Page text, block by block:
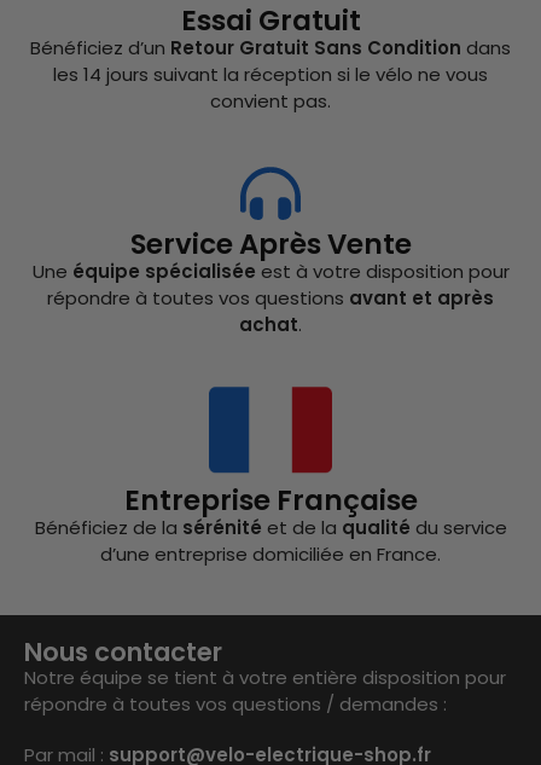
Essai Gratuit
Bénéficiez d’un Retour Gratuit Sans Condition dans
les 14 jours suivant la réception si le vélo ne vous
convient pas.
Service Après Vente
Une équipe spécialisée est à votre disposition pour
répondre à toutes vos questions avant et après
achat.
Entreprise Française
Bénéficiez de la sérénité et de la qualité du service
d’une entreprise domiciliée en France.
Nous contacter
Notre équipe se tient à votre entière disposition pour
répondre à toutes vos questions / demandes :
Par mail : support@velo-electrique-shop.fr